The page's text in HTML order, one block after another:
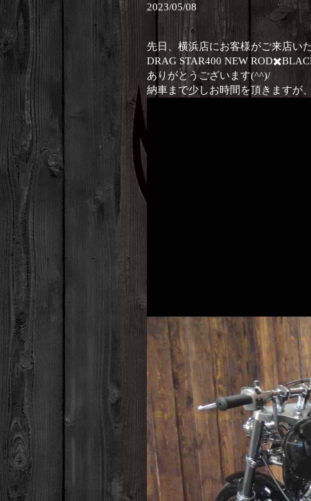
2023/05/08
先日、横浜店にお客様がご来店い
DRAG STAR400 NEW
ありがとうございます(^^)/
納車まで少しお時間を頂きますが